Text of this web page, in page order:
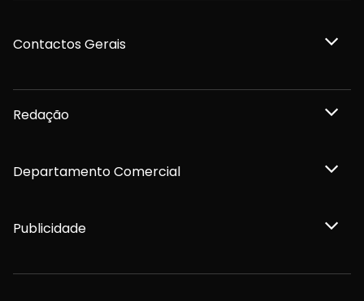
Contactos Gerais
Redação
Departamento Comercial
Publicidade